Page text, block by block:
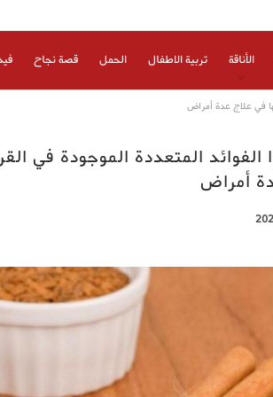
الأناقة تربية الاطفال الحمل قصة نجاح
في علاج عدة أمراض
الفوائد المتعددة الموجودة في
أمراض